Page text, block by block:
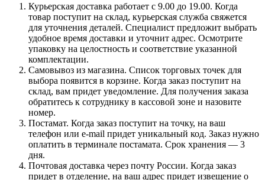
Курьерская доставка работает с 9.00 до 19.00. Когда
товар поступит на склад, курьерская служба свяжется
для уточнения деталей. Специалист предложит выбрать
удобное время доставки и уточнит адрес. Осмотрите
упаковку на целостность и соответствие указанной
комплектации.
Самовывоз из магазина. Список торговых точек для
выбора появится в корзине. Когда заказ поступит на
склад, вам придет уведомление. Для получения заказа
обратитесь к сотруднику в кассовой зоне и назовите
номер.
Постамат. Когда заказ поступит на точку, на ваш
телефон или e-mail придет уникальный код. Заказ нужно
оплатить в терминале постамата. Срок хранения — 3
дня.
Почтовая доставка через почту России. Когда заказ
придет в отделение, на ваш адрес придет извещение о